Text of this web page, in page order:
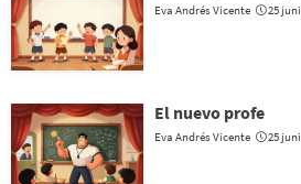
Eva Andrés Vicente 25
El nuevo profe
Eva Andrés Vicente 25